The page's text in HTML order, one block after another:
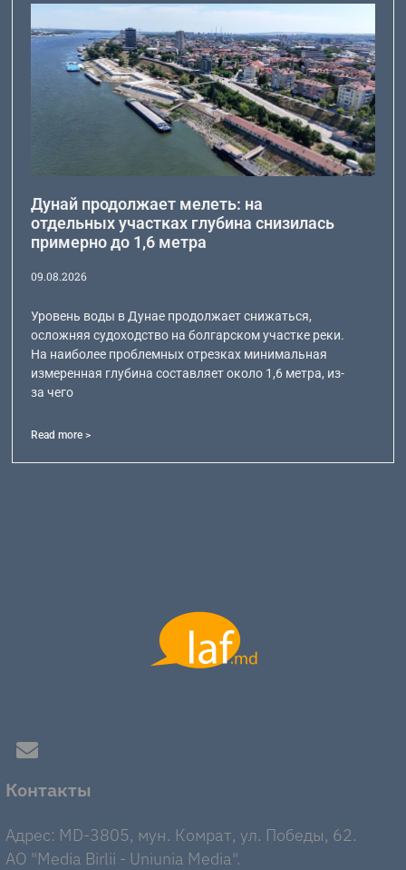
Дунай продолжает мелеть: на
отдельных участках глубина снизилась
примерно до 1,6 метра
09.08.2026
Уровень воды в Дунае продолжает снижаться,
осложняя судоходство на болгарском участке реки.
На наиболее проблемных отрезках минимальная
измеренная глубина составляет около 1,6 метра, из-
за чего
Read more >
Контакты
Адрес: MD-3805, мун. Комрат, ул. Победы, 62.
AO "Media Birlii - Uniunia Media".